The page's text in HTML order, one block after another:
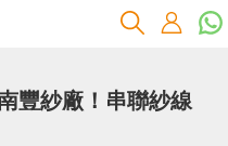
豐紗廠！串聯紗線